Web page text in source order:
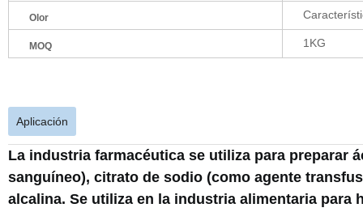
Olor
MOQ 1KG
Aplicación
La industria farmacéutica se utiliza para preparar
sanguíneo), citrato de sodio (como agente
alcalina. Se utiliza en la industria alimentaria para